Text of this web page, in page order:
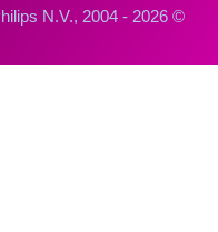
© Koninklijke Philips N.V., 2004 - 2026. كل الحقوق محفوظة.